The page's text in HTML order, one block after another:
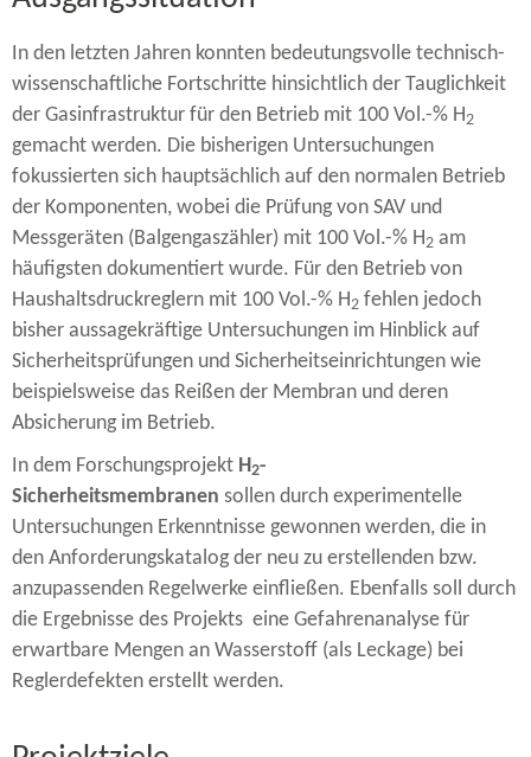
In den letzten Jahren konnten bedeutungsvolle technisch-​
wissenschaftliche Fortschritte hinsichtlich der Tauglichkeit
der Gasinfrastruktur für den Betrieb mit 100 Vol.-% H2
gemacht werden. Die bisherigen Untersuchungen
fokussierten sich hauptsächlich auf den normalen Betrieb
der Komponenten, wobei die Prüfung von SAV und
Messgeräten (Balgengaszähler) mit 100 Vol.-% H2 am
häufigsten dokumentiert wurde. Für den Betrieb von
Haushaltsdruckreglern mit 100 Vol.-% H2 fehlen jedoch
bisher aussagekräftige Untersuchungen im Hinblick auf
Sicherheitsprüfungen und Sicherheitseinrichtungen wie
beispielsweise das Reißen der Membran und deren
Absicherung im Betrieb.
In dem Forschungsprojekt H 2-​
Sicherheitsmembranen sollen durch experimentelle
Untersuchungen Erkenntnisse gewonnen werden, die in
den Anforderungskatalog der neu zu erstellenden bzw.
anzupassenden Regelwerke einfließen. Ebenfalls soll durch
die Ergebnisse des Projekts eine Gefahrenanalyse für
erwartbare Mengen an Wasserstoff (als Leckage) bei
Reglerdefekten erstellt werden.